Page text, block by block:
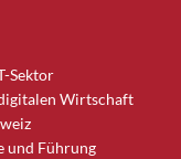
Sektor
Wirtschaft
und Führung